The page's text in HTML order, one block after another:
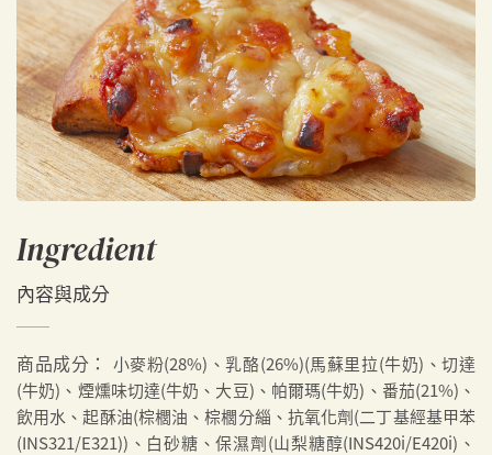
Ingredient
內容與成分
商品成分：
小麥粉(28%)、乳酪(26%)(馬蘇里拉(牛奶)、切達
(牛奶)、煙燻味切達(牛奶、大豆)、帕爾瑪(牛奶)、番茄(21%)、
飲用水、起酥油(棕櫚油、棕櫚分緇、抗氧化劑(二丁基經基甲苯
(INS321/E321))、白砂糖、保濕劑(山梨糖醇(INS420i/E420i)、